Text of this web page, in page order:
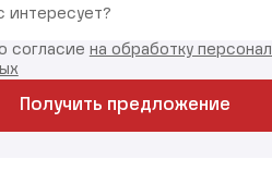
интересует?
согласие на обработку
Получить предложение